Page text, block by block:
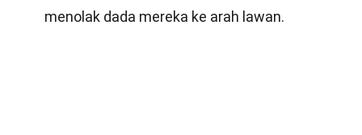
menolak dada mereka ke arah lawan.